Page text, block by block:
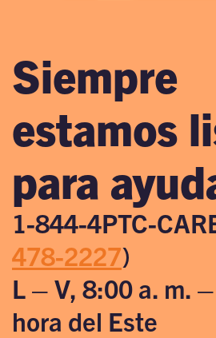
Siempre
estamos
para
1-844-4PTC-
478-2227)
L – V, 8:00 a. m.
hora del Este